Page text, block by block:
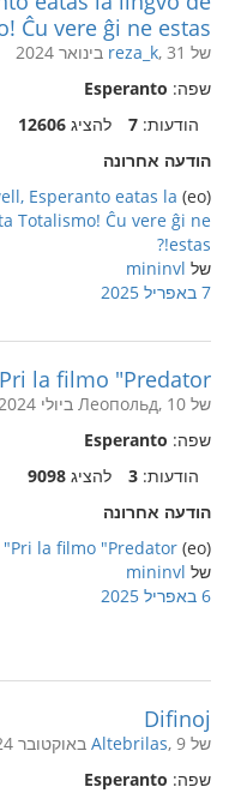
vere ĝi ne estas!?
של reza_k, 31 בינואר 2024
שפה: Esperanto
הודעות: 7 להציג 12606
הודעה אחרונה
(eo)
Esperanto eatas la
Totalismo! Ĉu vere ĝi ne
estas!?
של mininvl
7 באפריל 2025
Pri la filmo "Predator"
של Леопольд, 10 ביולי 2024
שפה: Esperanto
הודעות: 3 להציג 9098
הודעה אחרונה
(eo)
Pri la filmo "Predator"
של mininvl
6 באפריל 2025
Difinoj
של Altebrilas, 9 באוקטובר 2024
שפה: Esperanto